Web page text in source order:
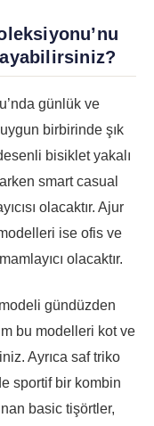
günlük ve
birbirinde şık
bisiklet yakalı
smart casual
olacaktır. Ajur
ise ofis ve
olacaktır.
gündüzden
bu modelleri kot ve
Ayrıca saf triko
sportif bir kombin
basic tişörtler,